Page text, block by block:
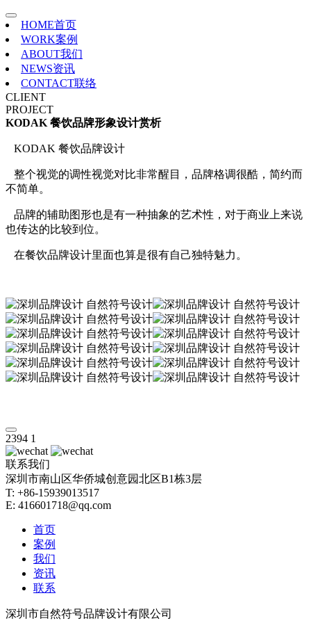
HOME首页
WORK案例
ABOUT我们
NEWS资讯
CONTACT联络
CLIENT
PROJECT
KODAK 餐饮品牌形象设计赏析
KODAK 餐饮品牌设计
整个视觉的调性视觉对比非常醒目，品牌格调很酷，简约而
不简单。
品牌的辅助图形也是有一种抽象的艺术性，对于商业上来说
也传达的比较到位。
在餐饮品牌设计里面也算是很有自己独特魅力。
2394 1
联系我们
深圳市南山区华侨城创意园北区B1栋3层
T: +86-15939013517
E: 416601718@qq.com
首页
案例
我们
资讯
联系
深圳市自然符号品牌设计有限公司